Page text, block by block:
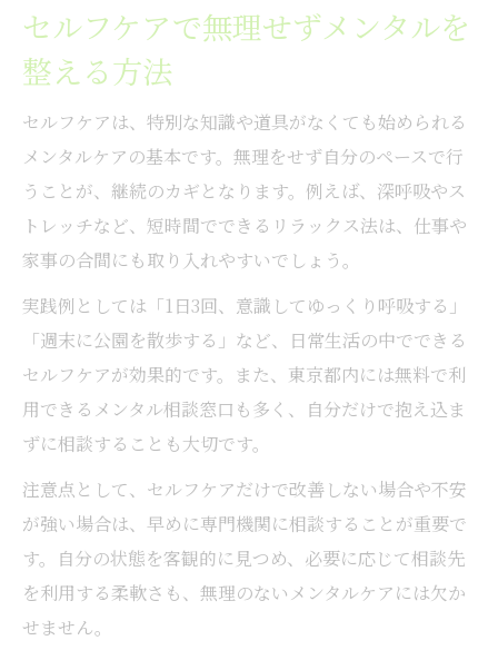
セルフケアで無理せずメンタルを
整える方法
セルフケアは、特別な知識や道具がなくても始められる
メンタルケアの基本です。無理をせず自分のペースで行
うことが、継続のカギとなります。例えば、深呼吸やス
トレッチなど、短時間でできるリラックス法は、仕事や
家事の合間にも取り入れやすいでしょう。
実践例としては「1日3回、意識してゆっくり呼吸する」
「週末に公園を散歩する」など、日常生活の中でできる
セルフケアが効果的です。また、東京都内には無料で利
用できるメンタル相談窓口も多く、自分だけで抱え込ま
ずに相談することも大切です。
注意点として、セルフケアだけで改善しない場合や不安
が強い場合は、早めに専門機関に相談することが重要で
す。自分の状態を客観的に見つめ、必要に応じて相談先
を利用する柔軟さも、無理のないメンタルケアには欠か
せません。